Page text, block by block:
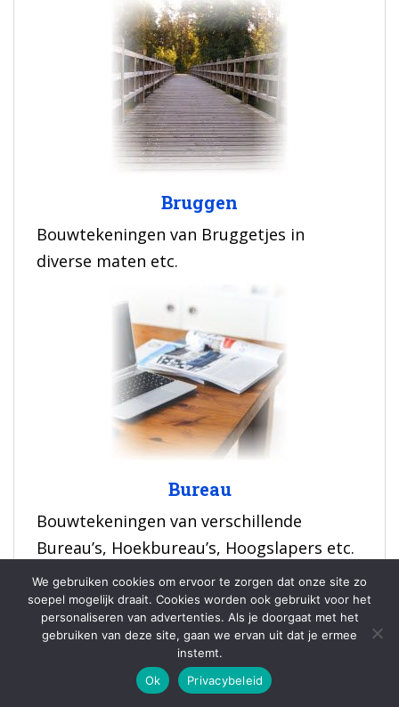
Bruggen
Bouwtekeningen van Bruggetjes in
diverse maten etc.
Bureau
Bouwtekeningen van verschillende
Bureau’s, Hoekbureau’s, Hoogslapers etc.
We gebruiken cookies om ervoor te zorgen dat onze site zo
soepel mogelijk draait. Cookies worden ook gebruikt voor het
personaliseren van advertenties. Als je doorgaat met het
gebruiken van deze site, gaan we ervan uit dat je ermee
instemt.
Ok
Privacybeleid